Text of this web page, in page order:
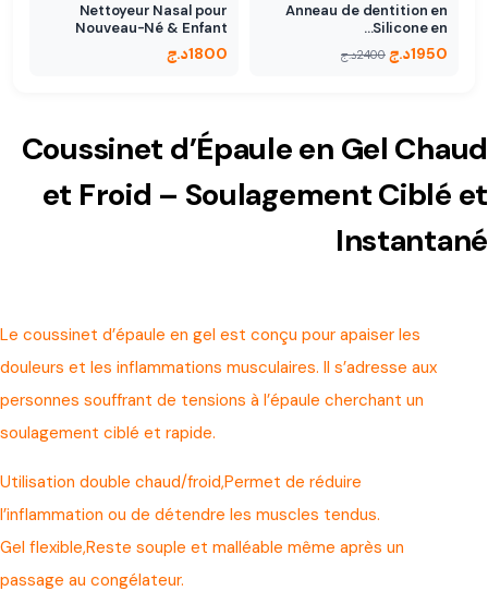
Anneau de dentition en
Silicone en…
1950د.ج 2400د.ج
Nettoyeur Nasal pour
Nouveau-Né & Enfant
1800د.ج
Coussinet d’Épaule en Gel Chaud
et Froid – Soulagement Ciblé et
Instantané
Le coussinet d’épaule en gel est conçu pour apaiser les
douleurs et les inflammations musculaires. Il s’adresse aux
personnes souffrant de tensions à l’épaule cherchant un
soulagement ciblé et rapide.
Utilisation double chaud/froid,Permet de réduire
l’inflammation ou de détendre les muscles tendus.
Gel flexible,Reste souple et malléable même après un
passage au congélateur.